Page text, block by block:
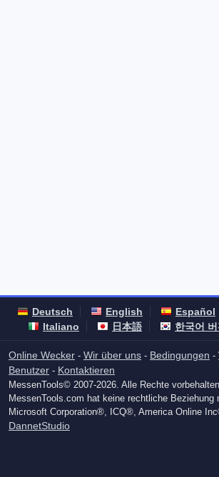
Deutsch English Español
Italiano
日本語 한국어 버
Online Wecker - Wir über uns - Bedingungen -
Benutzer - Kontaktieren
MessenTools© 2007-2026. Alle Rechte
MessenTools.com hat keine rechtliche
Microsoft Corporation®, ICQ®, America Online
DannetStudio